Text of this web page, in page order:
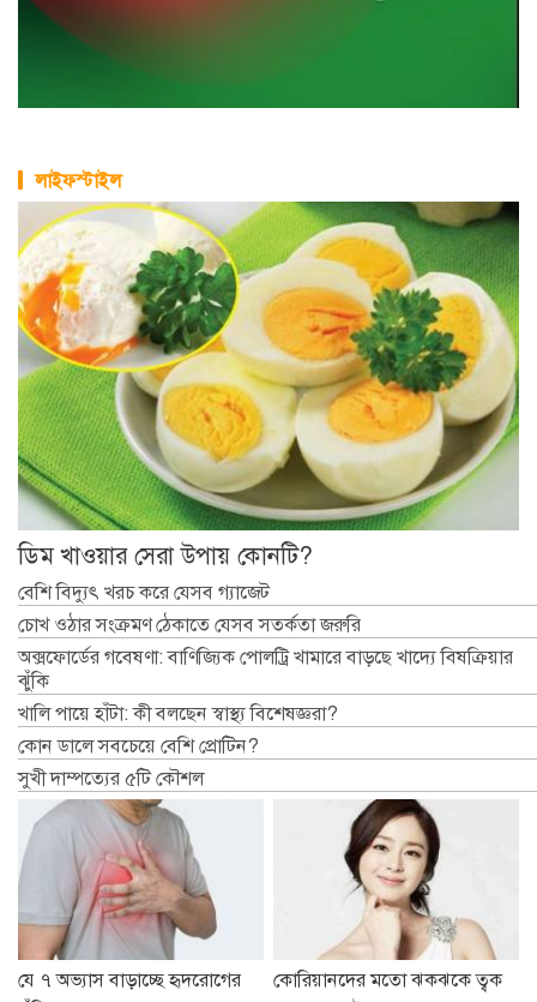
লাইফস্টাইল
ডিম খাওয়ার সেরা উপায় কোনটি?
বেশি বিদ্যুৎ খরচ করে যেসব গ্যাজেট
চোখ ওঠার সংক্রমণ ঠেকাতে যেসব সতর্কতা জরুরি
অক্সফোর্ডের গবেষণা: বাণিজ্যিক পোলট্রি খামারে বাড়ছে খাদ্যে বিষক্রিয়ার
ঝুঁকি
খালি পায়ে হাঁটা: কী বলছেন স্বাস্থ্য বিশেষজ্ঞরা?
কোন ডালে সবচেয়ে বেশি প্রোটিন?
সুখী দাম্পত্যের ৫টি কৌশল
যে ৭ অভ্যাস বাড়াচ্ছে হৃদরোগের
কোরিয়ানদের মতো ঝকঝকে ত্বক